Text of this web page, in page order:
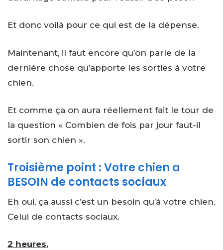
Et donc voilà pour ce qui est de la dépense.
Maintenant, il faut encore qu’on parle de la
dernière chose qu’apporte les sorties à votre
chien.
Et comme ça on aura réellement fait le tour de
la question « Combien de fois par jour faut-il
sortir son chien ».
Troisième point : Votre chien a
BESOIN de contacts sociaux
Eh oui, ça aussi c’est un besoin qu’à votre chien.
Celui de contacts sociaux.
2 heures.